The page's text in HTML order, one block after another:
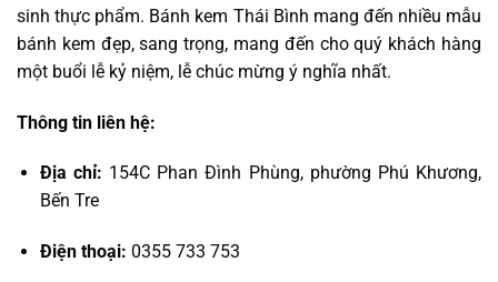
sinh thực phẩm. Bánh kem Thái Bình mang đến nhiều mẫu
bánh kem đẹp, sang trọng, mang đến cho quý khách hàng
một buổi lễ kỷ niệm, lễ chúc mừng ý nghĩa nhất.
Thông tin liên hệ:
Địa chỉ: 154C Phan Đình Phùng, phường Phú Khương,
Bến Tre
Điện thoại: 0355 733 753